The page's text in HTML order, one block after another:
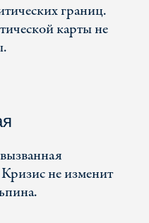
границ.
карты не
не изменит